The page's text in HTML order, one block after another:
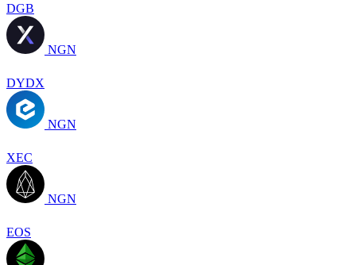
DGB
NGN
DYDX
NGN
XEC
NGN
EOS